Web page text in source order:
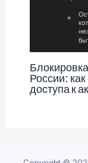
России:
доступа к